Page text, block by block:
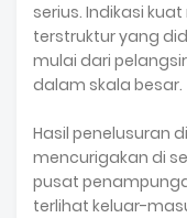
serius. Indikasi
terstruktur yang
mulai dari
dalam skala besar.
Hasil penelusuran
mencurigakan di
pusat
terlihat keluar-